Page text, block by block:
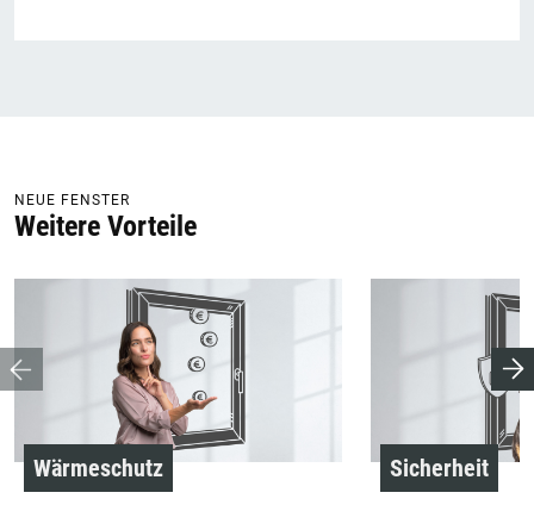
NEUE FENSTER
Weitere Vorteile
Wärmeschutz Sicherheit